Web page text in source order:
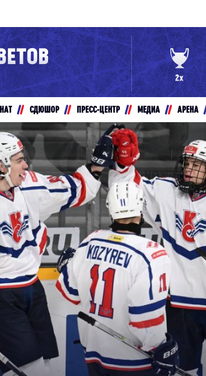
«Восток»
Золотой
Авто
Кузнецкие Медведи
Мамонты Югры
Омские Ястребы
Стальные Лисы
Толпар
Чайка
Серебряный
АКМ-Новомосковск
Красноярские Рыси
Сибирские Cнайперы
МХЛ
СДЮШОР ПРЕСС-ЦЕНТР МЕДИА АРЕНА